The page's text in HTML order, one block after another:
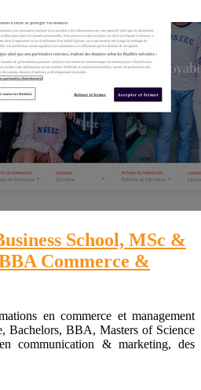
School, MSc &
Commerce &
en commerce et management
Bachelors, BBA, Masters of Science
communication & marketing, des